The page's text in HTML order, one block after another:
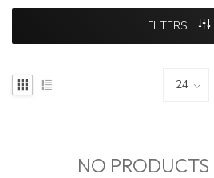
FILTERS
NO